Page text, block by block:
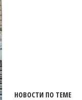
НОВОСТИ ПО ТЕМЕ